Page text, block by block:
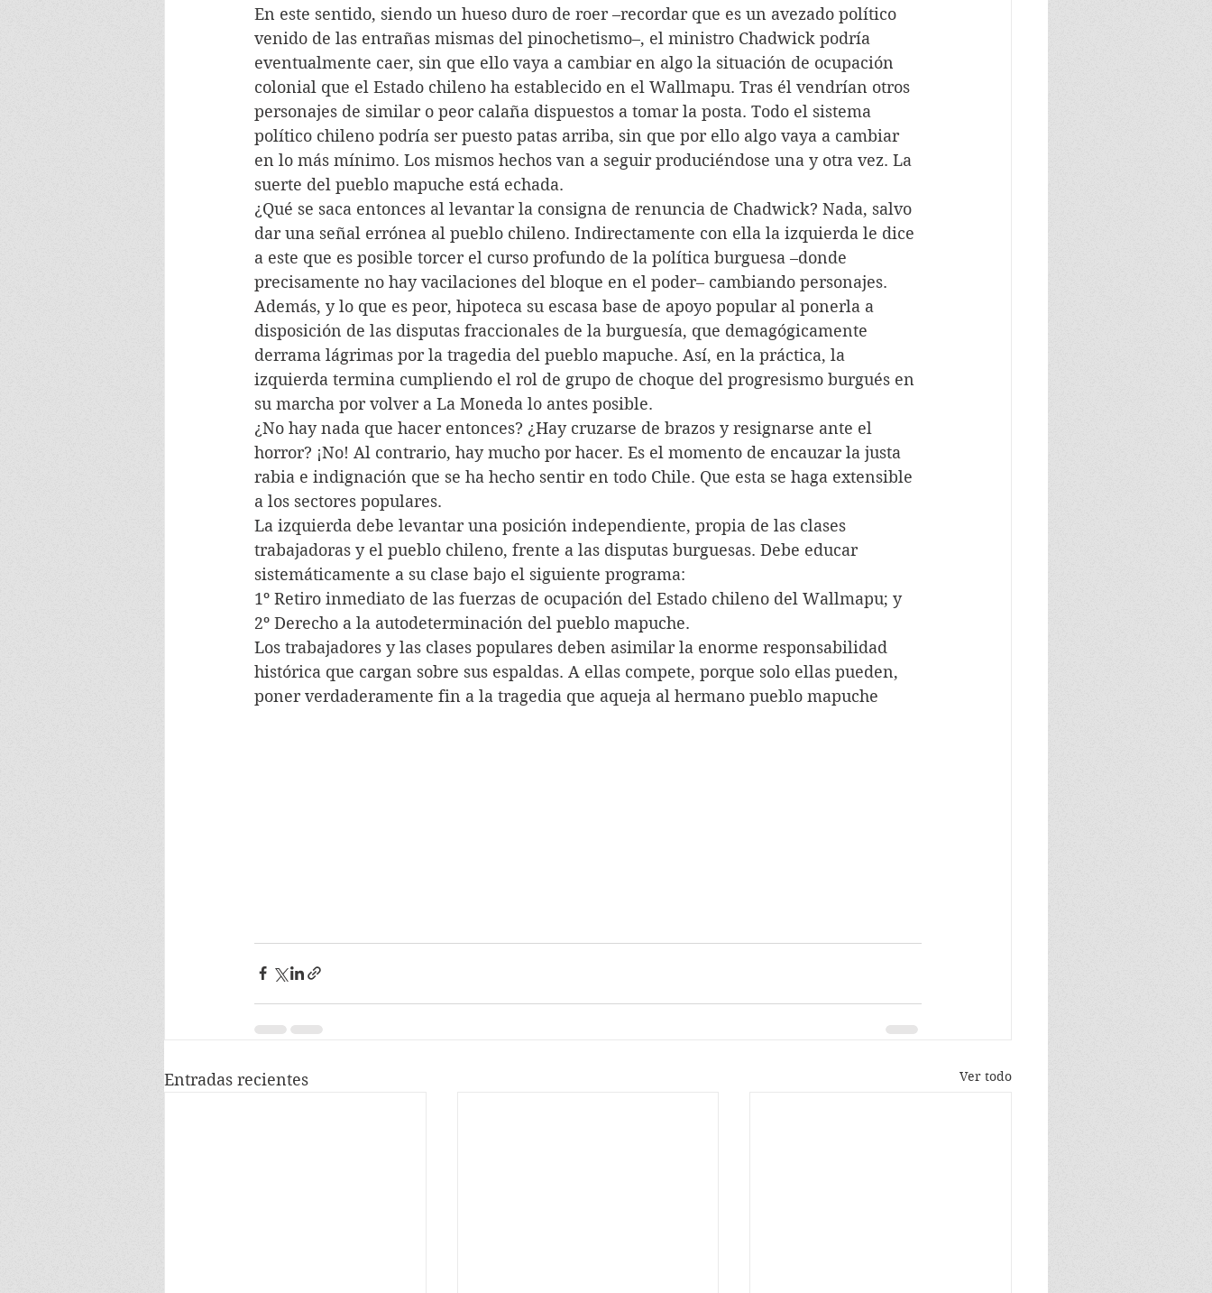
En este sentido, siendo un hueso duro de roer –recordar que es un avezado político
venido de las entrañas mismas del pinochetismo–, el ministro Chadwick podría
eventualmente caer, sin que ello vaya a cambiar en algo la situación de ocupación
colonial que el Estado chileno ha establecido en el Wallmapu. Tras él vendrían otros
personajes de similar o peor calaña dispuestos a tomar la posta. Todo el sistema
político chileno podría ser puesto patas arriba, sin que por ello algo vaya a cambiar
en lo más mínimo. Los mismos hechos van a seguir produciéndose una y otra vez. La
suerte del pueblo mapuche está echada.
¿Qué se saca entonces al levantar la consigna de renuncia de Chadwick? Nada, salvo
dar una señal errónea al pueblo chileno. Indirectamente con ella la izquierda le dice
a este que es posible torcer el curso profundo de la política burguesa –donde
precisamente no hay vacilaciones del bloque en el poder– cambiando personajes.
Además, y lo que es peor, hipoteca su escasa base de apoyo popular al ponerla a
disposición de las disputas fraccionales de la burguesía, que demagógicamente
derrama lágrimas por la tragedia del pueblo mapuche. Así, en la práctica, la
izquierda termina cumpliendo el rol de grupo de choque del progresismo burgués en
su marcha por volver a La Moneda lo antes posible.
¿No hay nada que hacer entonces? ¿Hay cruzarse de brazos y resignarse ante el
horror? ¡No! Al contrario, hay mucho por hacer. Es el momento de encauzar la justa
rabia e indignación que se ha hecho sentir en todo Chile. Que esta se haga extensible
a los sectores populares.
La izquierda debe levantar una posición independiente, propia de las clases
trabajadoras y el pueblo chileno, frente a las disputas burguesas. Debe educar
sistemáticamente a su clase bajo el siguiente programa:
1º Retiro inmediato de las fuerzas de ocupación del Estado chileno del Wallmapu; y
2º Derecho a la autodeterminación del pueblo mapuche.
Los trabajadores y las clases populares deben asimilar la enorme responsabilidad
histórica que cargan sobre sus espaldas. A ellas compete, porque solo ellas pueden,
poner verdaderamente fin a la tragedia que aqueja al hermano pueblo mapuche
Entradas recientes Ver todo